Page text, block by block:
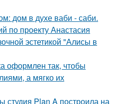
дом в духе ваби - саби.
по проекту Анастасия
эстетикой "Алисы в
оформлен так, чтобы
а мягко их
студия Plan A построила на